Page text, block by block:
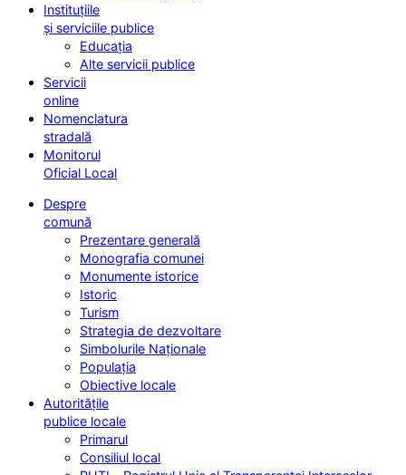
Instituțiile
și serviciile publice
Educația
Alte servicii publice
Servicii
online
Nomenclatura
stradală
Monitorul
Oficial Local
Despre
comună
Prezentare generală
Monografia comunei
Monumente istorice
Istoric
Turism
Strategia de dezvoltare
Simbolurile Naționale
Populația
Obiective locale
Autoritățile
publice locale
Primarul
Consiliul local